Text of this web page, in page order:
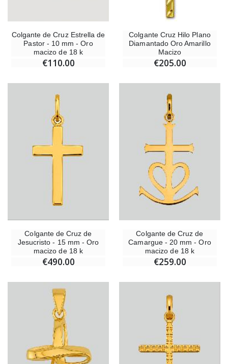
Colgante de Cruz Estrella de
Pastor - 10 mm - Oro
macizo de 18 k
€110.00
Colgante Cruz Hilo Plano
Diamantado Oro Amarillo
Macizo
€205.00
Colgante de Cruz de
Jesucristo - 15 mm - Oro
macizo de 18 k
€490.00
Colgante de Cruz de
Camargue - 20 mm - Oro
macizo de 18 k
€259.00